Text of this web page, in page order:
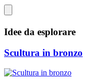
Idee da esplorare
Scultura in bronzo